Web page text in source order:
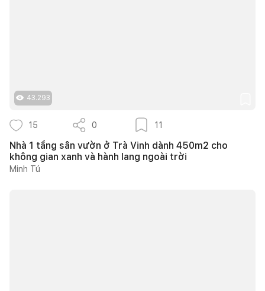
43.293
15 0 11
Nhà 1 tầng sân vườn ở Trà Vinh dành 450m2 cho
không gian xanh và hành lang ngoài trời
Minh Tú